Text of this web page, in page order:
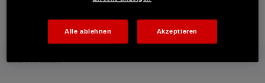
Mehr von Honda
Alle ablehnen Akzeptieren